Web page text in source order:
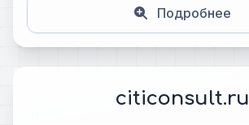
Подробнее
citiconsult.ru